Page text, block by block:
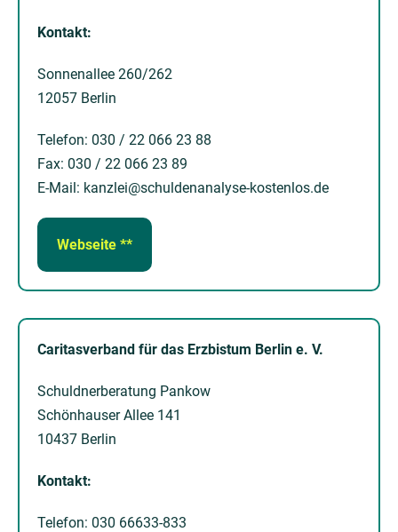
Kontakt:
Sonnenallee 260/262
12057 Berlin
Telefon: 030 / 22 066 23 88
Fax: 030 / 22 066 23 89
E-Mail: kanzlei@schuldenanalyse-kostenlos.de
Webseite **
Caritasverband für das Erzbistum Berlin e. V.
Schuldnerberatung Pankow
Schönhauser Allee 141
10437 Berlin
Kontakt:
Telefon: 030 66633-833